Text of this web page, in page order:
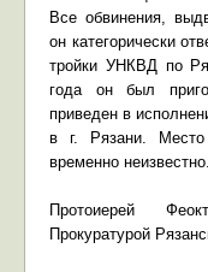
Все обвинения,
он категорически
тройки УНКВД по
года он был
приведен в
в г. Рязани. Место
временно неизвестно.
Протоиерей
Прокуратурой